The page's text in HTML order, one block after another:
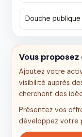
Douche publique
Vous
Ajoutez votre
visibilité auprès
cherchent des
Présentez vos
développez votre